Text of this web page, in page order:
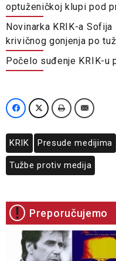
optuženičkoj klupi pod
Novinarka KRIK-a
krivičnog gonjenja po
Počelo suđenje KRIK-
KRIK Presude medijima
Tužbe protiv medija
Preporučujemo